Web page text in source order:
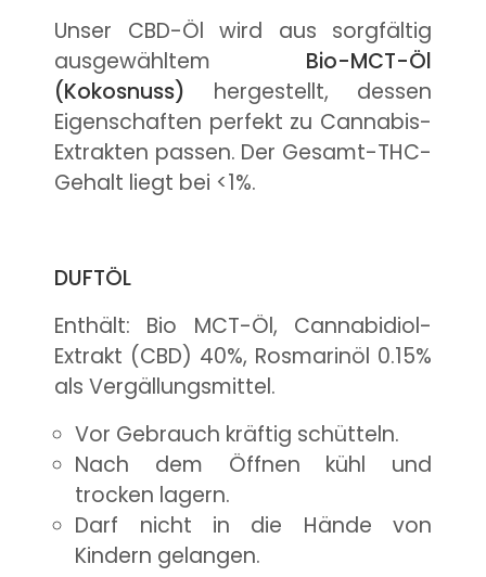
Unser CBD-Öl wird aus sorgfältig
ausgewähltem Bio-MCT-Öl
(Kokosnuss) hergestellt, dessen
Eigenschaften perfekt zu Cannabis-
Extrakten passen. Der Gesamt-THC-
Gehalt liegt bei <1%.
DUFTÖL
Enthält: Bio MCT-Öl, Cannabidiol-
Extrakt (CBD) 40%, Rosmarinöl 0.15%
als Vergällungsmittel.
Vor Gebrauch kräftig schütteln.
Nach dem Öffnen kühl und
trocken lagern.
Darf nicht in die Hände von
Kindern gelangen.